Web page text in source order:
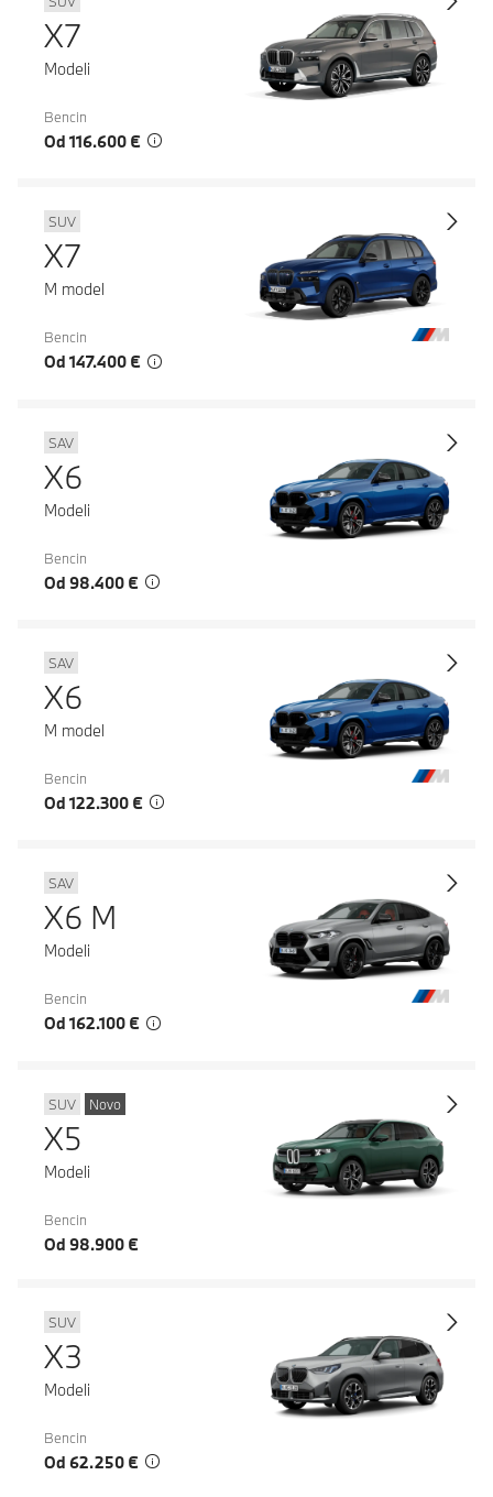
X7
Modeli
Bencin
Od 116.600 €
SUV
X7
M model
Bencin
Od 147.400 €
SAV
X6
Modeli
Bencin
Od 98.400 €
SAV
X6
M model
Bencin
Od 122.300 €
SAV
X6 M
Modeli
Bencin
Od 162.100 €
SUV Novo
X5
Modeli
Bencin
Od 98.900 €
SUV
X3
Modeli
Bencin
Od 62.250 €